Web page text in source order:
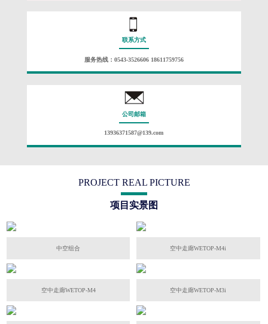
联系方式
服务热线：0543-3526606 18611759756
公司邮箱
13936371587@139.com
PROJECT REAL PICTURE
项目实景图
中空组合 空中走廊WETOP-M4i
空中走廊WETOP-M4 空中走廊WETOP-M3i